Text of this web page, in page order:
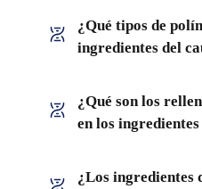
¿Qué tipos de
ingredientes del
¿Qué son los
en los
¿Los ingredientes